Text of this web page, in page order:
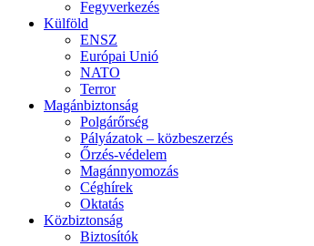
Fegyverkezés
Külföld
ENSZ
Európai Unió
NATO
Terror
Magánbiztonság
Polgárőrség
Pályázatok – közbeszerzés
Őrzés-védelem
Magánnyomozás
Céghírek
Oktatás
Közbiztonság
Biztosítók